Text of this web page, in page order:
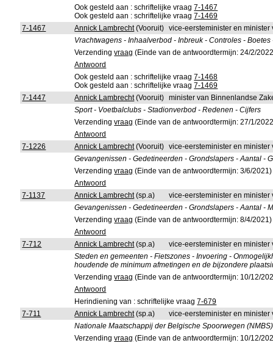
Ook gesteld aan : schriftelijke vraag7-1467
Ook gesteld aan : schriftelijke vraag7-1469
7-1467
Annick Lambrecht(Vooruit) vice-eersteminister en minister
Vrachtwagens - Inhaalverbod - Inbreuk - Controles - Boetes
Verzendingvraag (Einde van de antwoordtermijn: 24/2/
Antwoord
Ook gesteld aan : schriftelijke vraag7-1468
Ook gesteld aan : schriftelijke vraag7-1469
7-1447
Annick Lambrecht(Vooruit) minister van Binnenlandse
Sport - Voetbalclubs - Stadionverbod - Redenen - Cijfers
Verzendingvraag (Einde van de antwoordtermijn: 27/1/
Antwoord
7-1226
Annick Lambrecht(Vooruit) vice-eersteminister en
Gevangenissen - Gedetineerden - Grondslapers - Aantal -
Verzendingvraag (Einde van de antwoordtermijn: 3/6/2021)
Antwoord
7-1137
Annick Lambrecht(sp.a)
vice-eersteminister en
Gevangenissen - Gedetineerden - Grondslapers - Aantal -
Verzendingvraag (Einde van de antwoordtermijn: 8/4/2021)
Antwoord
7-712
Annick Lambrecht(sp.a)
vice-eersteminister en minister
Steden en gemeenten - Fietszones - Invoering -
houdende de minimum afmetingen en de bijzondere
Verzendingvraag (Einde van de antwoordtermijn: 10/12/
Antwoord
Herindiening van : schriftelijke vraag7-679
7-711
Annick Lambrecht(sp.a)
vice-eersteminister en minister
Nationale Maatschappij der Belgische Spoorwegen
Verzendingvraag (Einde van de antwoordtermijn: 10/12/